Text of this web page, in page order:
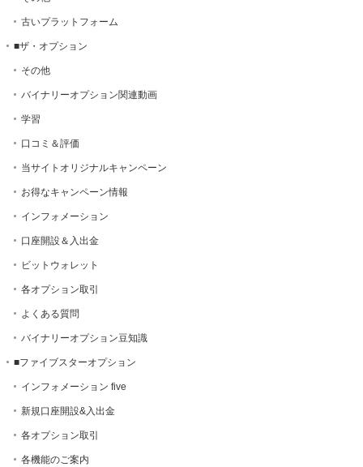
古いプラットフォーム
■ザ・オプション
その他
バイナリーオプション関連動画
学習
口コミ＆評価
当サイトオリジナルキャンペーン
お得なキャンペーン情報
インフォメーション
口座開設＆入出金
ビットウォレット
各オプション取引
よくある質問
バイナリーオプション豆知識
■ファイブスターオプション
インフォメーション five
新規口座開設&入出金
各オプション取引
各機能のご案内